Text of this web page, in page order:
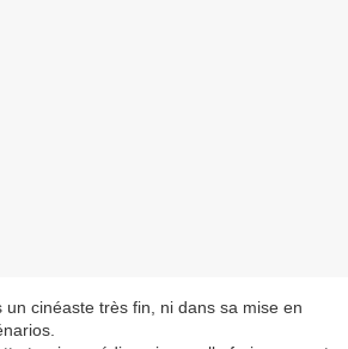
un cinéaste très fin, ni dans sa mise en